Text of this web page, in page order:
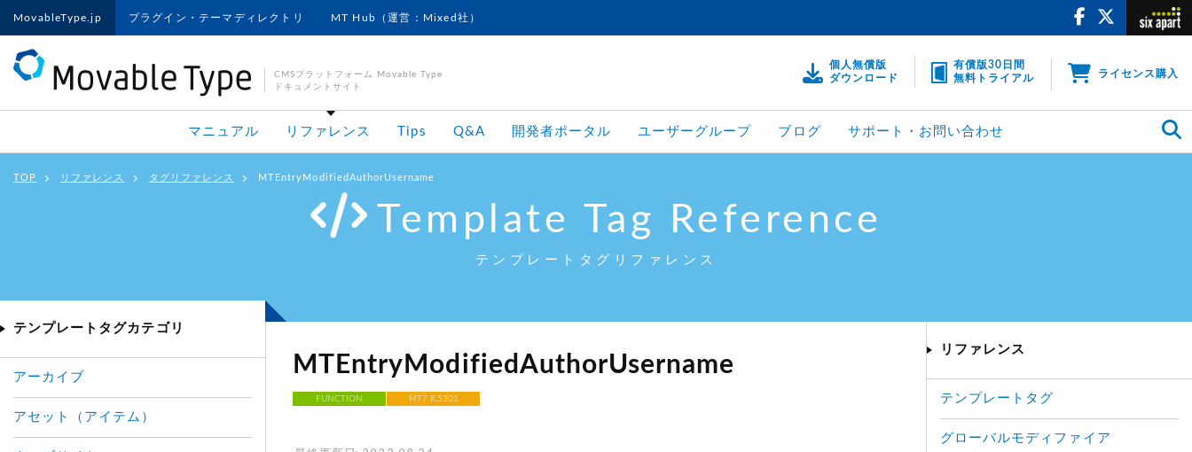
MovableType.jp プラグイン・テーマディレクトリ MT Hub（運営：Mixed社）
CMSプラットフォーム Movable Type
ドキュメントサイト
個人無償版
ダウンロード
有償版30日間
無料トライアル
ライセンス購入
マニュアル リファレンス Tips Q&A 開発者ポータル ユーザーグループ ブログ サポート・お問い合わせ
TOP リファレンス タグリファレンス MTEntryModifiedAuthorUsername
Template Tag Reference
テンプレートタグリファレンス
MTEntryModifiedAuthorUsername
FUNCTION MT7 R.5301
テンプレートタグカテゴリ
アーカイブ
アセット（アイテム）
リファレンス
テンプレートタグ
グローバルモディファイア